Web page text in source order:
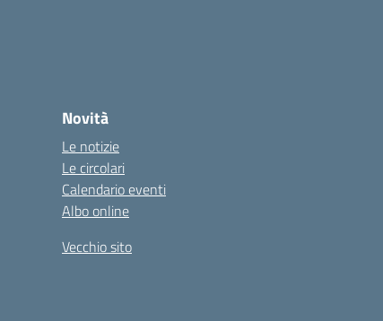
Novità
Le notizie
Le circolari
Calendario eventi
Albo online
Vecchio sito